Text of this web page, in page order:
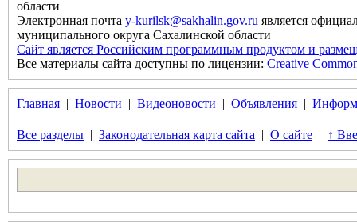
области
Электронная почта y-kurilsk@sakhalin.gov.ru является
муниципального округа Сахалинской области
Сайт является Российским программным продуктом и
Все материалы сайта доступны по лицензии: Creative
Главная | Новости | Видеоновости | Объявления |
Все разделы | Законодательная карта сайта | О сайте | ↑